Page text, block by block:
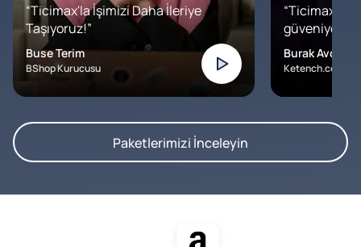
“Ticimax'la İşimizi Daha İleriye
Taşıyoruz!”
Buse Terim
BShop Kurucusu
“Ticimax'a
Burak Avcılar
Ketench.com –
Paketlerimizi İnceleyin